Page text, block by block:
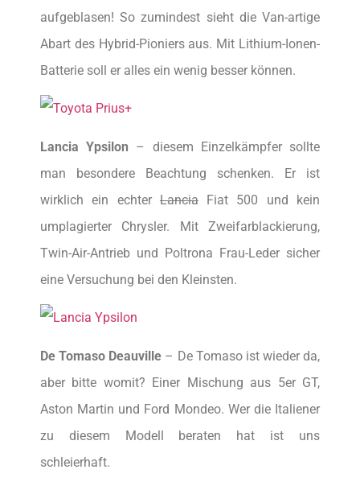
aufgeblasen! So zumindest sieht die Van-artige
Abart des Hybrid-Pioniers aus. Mit Lithium-Ionen-
Batterie soll er alles ein wenig besser können.
Lancia Ypsilon – diesem Einzelkämpfer sollte
man besondere Beachtung schenken. Er ist
wirklich ein echter LanciaFiat 500 und kein
umplagierter Chrysler. Mit Zweifarblackierung,
Twin-Air-Antrieb und Poltrona Frau-Leder sicher
eine Versuchung bei den Kleinsten.
De Tomaso Deauville – De Tomaso ist wieder da,
aber bitte womit? Einer Mischung aus 5er GT,
Aston Martin und Ford Mondeo. Wer die Italiener
zu diesem Modell beraten hat ist uns
schleierhaft.